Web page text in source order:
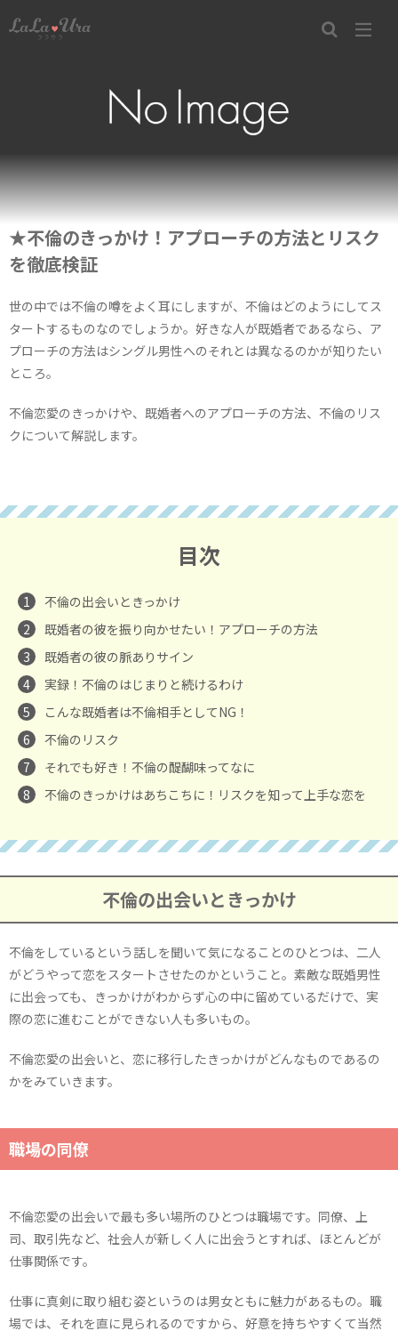
★不倫のきっかけ！アプローチの方法とリスク
を徹底検証
世の中では不倫の噂をよく耳にしますが、不倫はどのようにしてス
タートするものなのでしょうか。好きな人が既婚者であるなら、ア
プローチの方法はシングル男性へのそれとは異なるのかが知りたい
ところ。
不倫恋愛のきっかけや、既婚者へのアプローチの方法、不倫のリス
クについて解説します。
目次
1
不倫の出会いときっかけ
2
既婚者の彼を振り向かせたい！アプローチの方法
3
既婚者の彼の脈ありサイン
4
実録！不倫のはじまりと続けるわけ
5
こんな既婚者は不倫相手としてNG！
6
不倫のリスク
7
それでも好き！不倫の醍醐味ってなに
8
不倫のきっかけはあちこちに！リスクを知って上手な恋を
不倫の出会いときっかけ
不倫をしているという話しを聞いて気になることのひとつは、二人
がどうやって恋をスタートさせたのかということ。素敵な既婚男性
に出会っても、きっかけがわからず心の中に留めているだけで、実
際の恋に進むことができない人も多いもの。
不倫恋愛の出会いと、恋に移行したきっかけがどんなものであるの
かをみていきます。
職場の同僚
不倫恋愛の出会いで最も多い場所のひとつは職場です。同僚、上
司、取引先など、社会人が新しく人に出会うとすれば、ほとんどが
仕事関係です。
仕事に真剣に取り組む姿というのは男女ともに魅力があるもの。職
場では、それを直に見られるのですから、好意を持ちやすくて当然